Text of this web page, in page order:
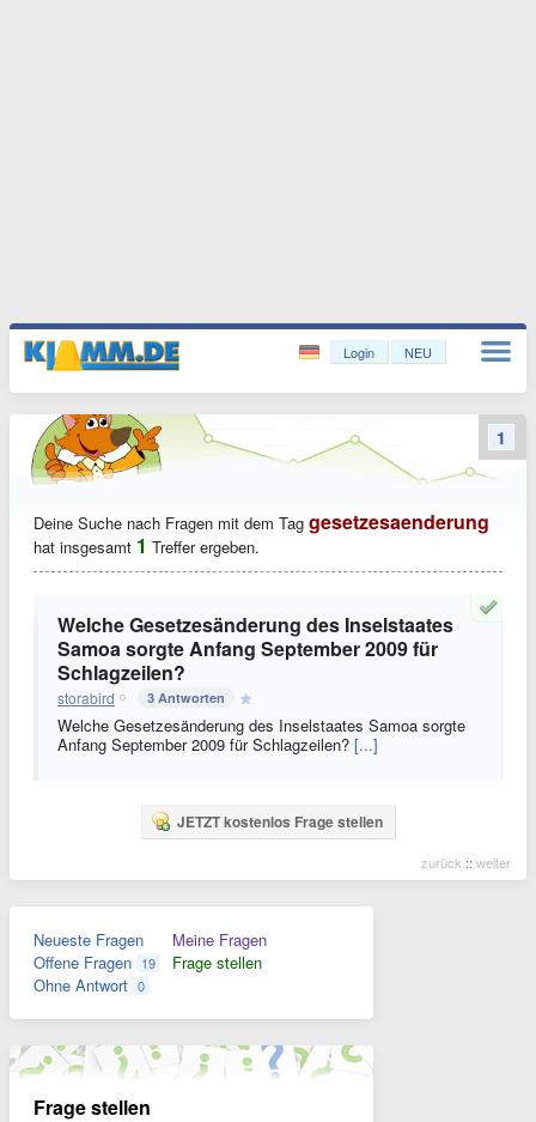
Login NEU
Deine Suche nach Fragen mit dem Tag gesetzesaenderung
hat insgesamt 1 Treffer ergeben.
Welche Gesetzesänderung des Inselstaates
Samoa sorgte Anfang September 2009 für
Schlagzeilen?
storabird 3 Antworten
Welche Gesetzesänderung des Inselstaates Samoa sorgte
Anfang September 2009 für Schlagzeilen? [...]
JETZT kostenlos Frage stellen
zurück :: weiter
1
Neueste Fragen
Offene Fragen 19
Ohne Antwort 0
Meine Fragen
Frage stellen
Frage stellen